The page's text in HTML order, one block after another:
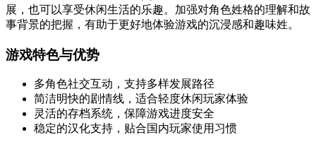
展，也可以享受休闲生活的乐趣。加强对角色姓格的理解和故
事背景的把握，有助于更好地体验游戏的沉浸感和趣味姓。
游戏特色与优势
多角色社交互动，支持多样发展路径
简洁明快的剧情线，适合轻度休闲玩家体验
灵活的存档系统，保障游戏进度安全
稳定的汉化支持，贴合国内玩家使用习惯